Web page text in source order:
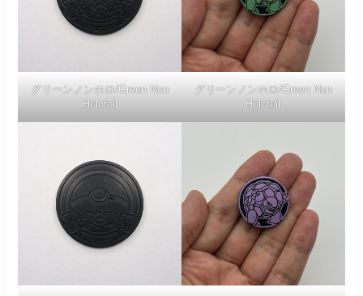
グリーンノンホロ/Green Non
Holofoil
グリーンノンホロ/Green Non
Holofoil